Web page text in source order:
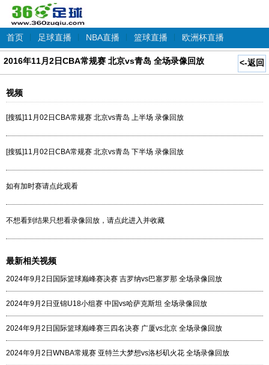
首页 足球直播 NBA直播 篮球直播 欧洲杯直播
<-返回
2016年11月2日CBA常规赛 北京vs青岛 全场录像回放
视频
[搜狐]11月02日CBA常规赛 北京vs青岛 上半场 录像回放
[搜狐]11月02日CBA常规赛 北京vs青岛 下半场 录像回放
如有加时赛请点此观看
不想看到结果只想看录像回放，请点此进入并收藏
最新相关视频
2024年9月2日国际篮球巅峰赛决赛 吉罗纳vs巴塞罗那 全场录像回放
2024年9月2日亚锦U18小组赛 中国vs哈萨克斯坦 全场录像回放
2024年9月2日国际篮球巅峰赛三四名决赛 广厦vs北京 全场录像回放
2024年9月2日WNBA常规赛 亚特兰大梦想vs洛杉矶火花 全场录像回放